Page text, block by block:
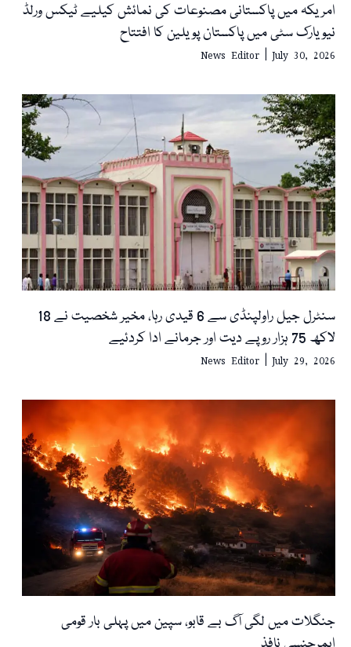
امریکہ میں پاکستانی مصنوعات کی نمائش کیلیے ٹیکس ورلڈ
نیویارک سٹی میں پاکستان پویلین کا افتتاح
News Editor July 30, 2026
سنٹرل جیل راولپنڈی سے 6 قیدی رہا، مخیر شخصیت نے 18
لاکھ 75 ہزار روپے دیت اور جرمانے ادا کردئیے
News Editor July 29, 2026
جنگلات میں لگی آگ بے قابو، سپین میں پہلی بار قومی